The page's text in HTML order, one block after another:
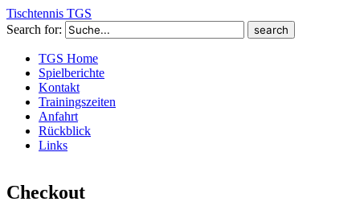
Tischtennis TGS
Search for:
TGS Home
Spielberichte
Kontakt
Trainingszeiten
Anfahrt
Rückblick
Links
Checkout